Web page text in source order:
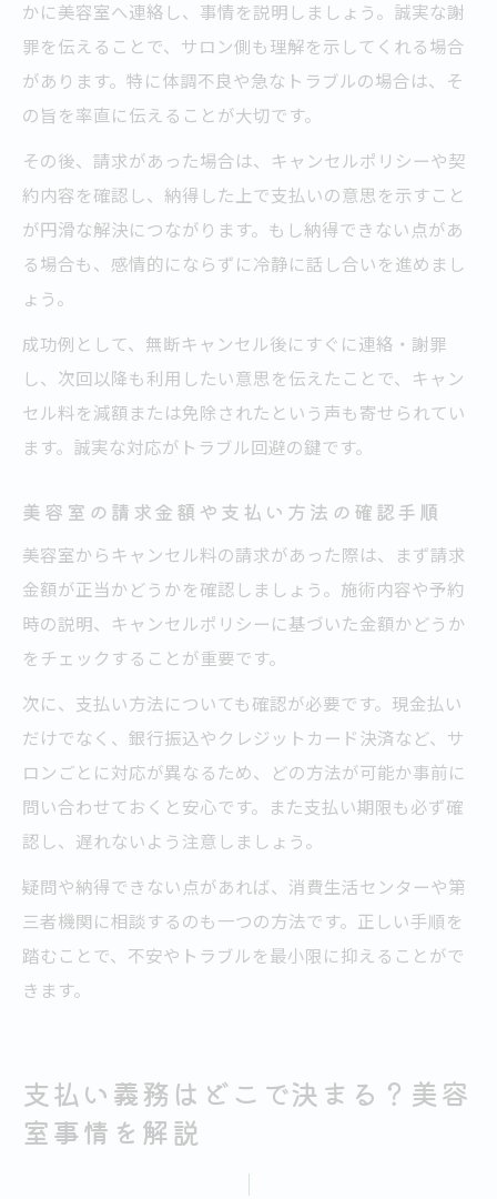
かに美容室へ連絡し、事情を説明しましょう。誠実な謝
罪を伝えることで、サロン側も理解を示してくれる場合
があります。特に体調不良や急なトラブルの場合は、そ
の旨を率直に伝えることが大切です。
その後、請求があった場合は、キャンセルポリシーや契
約内容を確認し、納得した上で支払いの意思を示すこと
が円滑な解決につながります。もし納得できない点があ
る場合も、感情的にならずに冷静に話し合いを進めまし
ょう。
成功例として、無断キャンセル後にすぐに連絡・謝罪
し、次回以降も利用したい意思を伝えたことで、キャン
セル料を減額または免除されたという声も寄せられてい
ます。誠実な対応がトラブル回避の鍵です。
美容室の請求金額や支払い方法の確認手順
美容室からキャンセル料の請求があった際は、まず請求
金額が正当かどうかを確認しましょう。施術内容や予約
時の説明、キャンセルポリシーに基づいた金額かどうか
をチェックすることが重要です。
次に、支払い方法についても確認が必要です。現金払い
だけでなく、銀行振込やクレジットカード決済など、サ
ロンごとに対応が異なるため、どの方法が可能か事前に
問い合わせておくと安心です。また支払い期限も必ず確
認し、遅れないよう注意しましょう。
疑問や納得できない点があれば、消費生活センターや第
三者機関に相談するのも一つの方法です。正しい手順を
踏むことで、不安やトラブルを最小限に抑えることがで
きます。
支払い義務はどこで決まる？美容
室事情を解説